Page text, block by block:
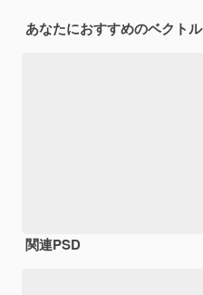
あなたにおすすめのベクトル
関連PSD